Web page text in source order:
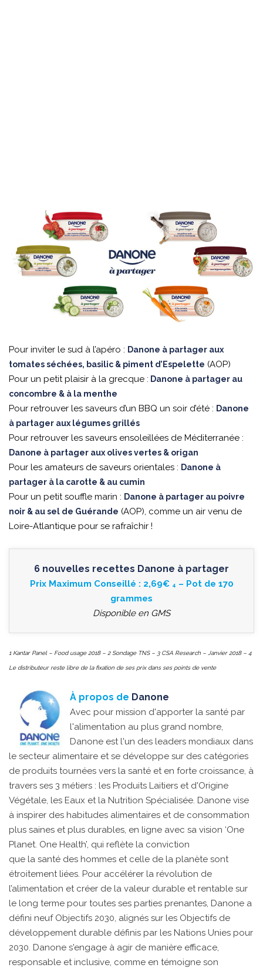
Pour inviter le sud à l’apéro : Danone à partager aux
tomates séchées, basilic & piment d’Espelette (AOP)
Pour un petit plaisir à la grecque : Danone à partager au
concombre & à la menthe
Pour retrouver les saveurs d’un BBQ un soir d’été : Danone
à partager aux légumes grillés
Pour retrouver les saveurs ensoleillées de Méditerranée :
Danone à partager aux olives vertes & origan
Pour les amateurs de saveurs orientales : Danone à
partager à la carotte & au cumin
Pour un petit souffle marin : Danone à partager au poivre
noir & au sel de Guérande (AOP), comme un air venu de
Loire-Atlantique pour se rafraîchir !
6 nouvelles recettes Danone à partager
Prix Maximum Conseillé : 2,69€ 4 – Pot de 170
grammes
Disponible en GMS
1 Kantar Panel – Food usage 2018 – 2 Sondage TNS – 3 CSA Research – Janvier 2018 – 4
Le distributeur reste libre de la fixation de ses prix dans ses points de vente
À propos de Danone
Avec pour mission d'apporter la santé par
l'alimentation au plus grand nombre,
Danone est l'un des leaders mondiaux dans
le secteur alimentaire et se développe sur des catégories
de produits tournées vers la santé et en forte croissance, à
travers ses 3 métiers : les Produits Laitiers et d'Origine
Végétale, les Eaux et la Nutrition Spécialisée. Danone vise
à inspirer des habitudes alimentaires et de consommation
plus saines et plus durables, en ligne avec sa vision ‘One
Planet. One Health’, qui reflète la conviction
que la santé des hommes et celle de la planète sont
étroitement liées. Pour accélérer la révolution de
l’alimentation et créer de la valeur durable et rentable sur
le long terme pour toutes ses parties prenantes, Danone a
défini neuf Objectifs 2030, alignés sur les Objectifs de
développement durable définis par les Nations Unies pour
2030. Danone s'engage à agir de manière efficace,
responsable et inclusive, comme en témoigne son